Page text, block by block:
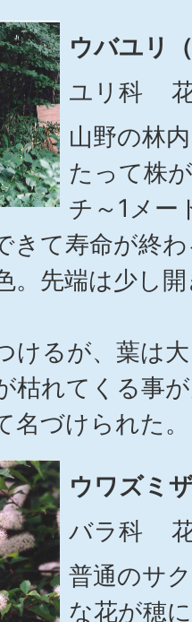
ウバユリ
ユリ科 花
山野の林
たって株
チ～1メー
きて寿命が終
。先端は少し
けるが、葉は
枯れてくる事
名づけられた。
ウワズミ
バラ科 花
普通のサ
な花が穂